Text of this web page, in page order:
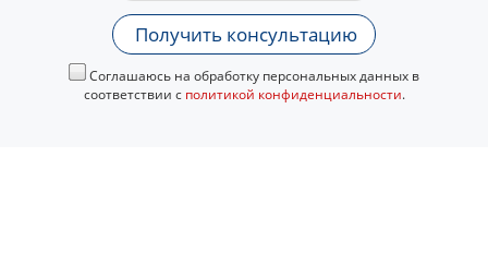
Получить консультацию
Соглашаюсь на обработку персональных данных в
соответствии с политикой конфиденциальности.